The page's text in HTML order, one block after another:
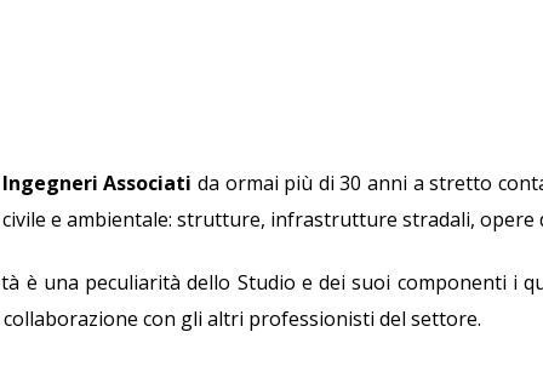
Associati da ormai più di 30 anni a stretto
e ambientale: strutture, infrastrutture stradali,
è una peculiarità dello Studio e dei suoi componenti i
con gli altri professionisti del settore.